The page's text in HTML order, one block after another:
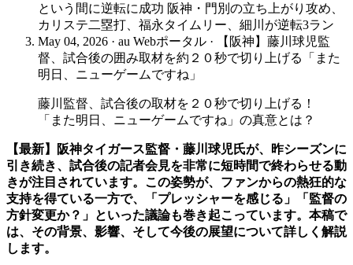
という間に逆転に成功 阪神・門別の立ち上がり攻め、
カリステ二塁打、福永タイムリー、細川が逆転3ラン
May 04, 2026 · au Webポータル ·
【阪神】藤川球児監
督、試合後の囲み取材を約２０秒で切り上げる「また
明日、ニューゲームですね」
藤川監督、試合後の取材を２０秒で切り上げる！
「また明日、ニューゲームですね」の真意とは？
【最新】阪神タイガース監督・藤川球児氏が、昨シーズンに
引き続き、試合後の記者会見を非常に短時間で終わらせる動
きが注目されています。この姿勢が、ファンからの熱狂的な
支持を得ている一方で、「プレッシャーを感じる」「監督の
方針変更か？」といった議論も巻き起こっています。本稿で
は、その背景、影響、そして今後の展望について詳しく解説
します。